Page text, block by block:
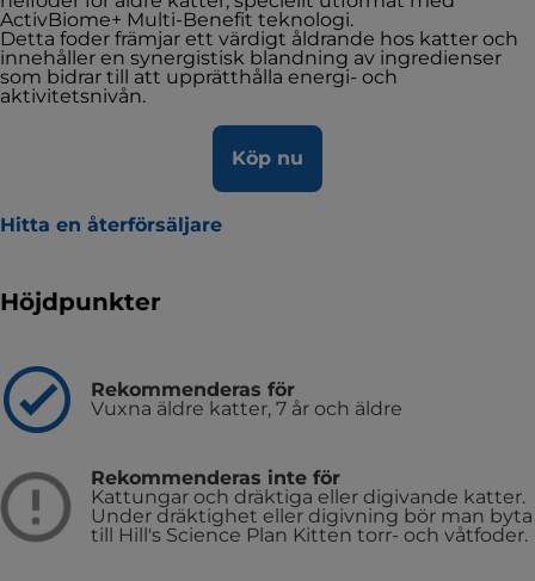
ActivBiome+ Multi-Benefit teknologi.
Detta foder främjar ett värdigt åldrande hos katter och
innehåller en synergistisk blandning av ingredienser
som bidrar till att upprätthålla energi- och
aktivitetsnivån.
Köp nu
Hitta en återförsäljare
Höjdpunkter
Rekommenderas för
Vuxna äldre katter, 7 år och äldre
Rekommenderas inte för
Kattungar och dräktiga eller digivande katter.
Under dräktighet eller digivning bör man byta
till Hill's Science Plan Kitten torr- och våtfoder.